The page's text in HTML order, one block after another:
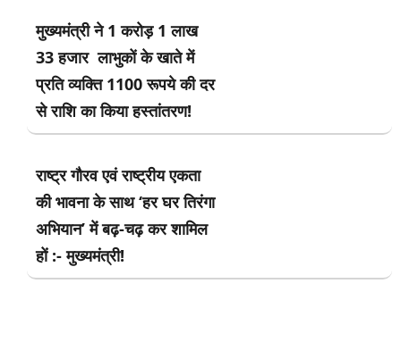
मुख्यमंत्री ने 1 करोड़ 1 लाख
33 हजार लाभुकों के खाते में
प्रति व्यक्ति 1100 रूपये की दर
से राशि का किया हस्तांतरण!
राष्ट्र गौरव एवं राष्ट्रीय एकता
की भावना के साथ ‘हर घर तिरंगा
अभियान’ में बढ़-चढ़ कर शामिल
हों :- मुख्यमंत्री!